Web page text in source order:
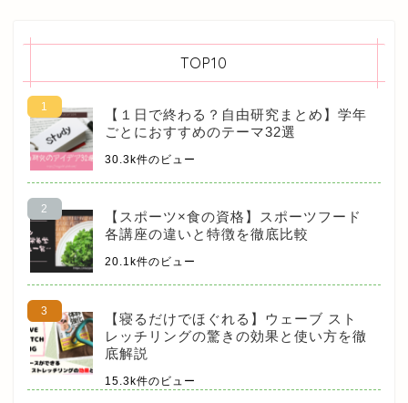
TOP10
【１日で終わる？自由研究まとめ】学年
ごとにおすすめのテーマ32選
30.3k件のビュー
【スポーツ×食の資格】スポーツフード
各講座の違いと特徴を徹底比較
20.1k件のビュー
【寝るだけでほぐれる】ウェーブ スト
レッチリングの驚きの効果と使い方を徹
底解説
15.3k件のビュー